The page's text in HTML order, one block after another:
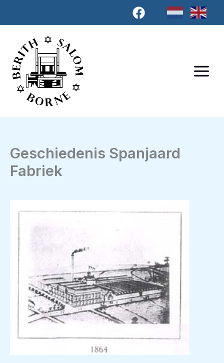
de
Geschiedenis Spanjaard
Fabriek